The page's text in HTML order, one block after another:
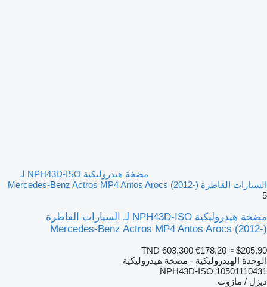
مضخة هيدروليكية NPH43D-ISO لـ
السيارات القاطرة Mercedes-Benz Actros MP4 Antos Arocs (2012-)
5
مضخة هيدروليكية NPH43D-ISO لـ السيارات القاطرة
Mercedes-Benz Actros MP4 Antos Arocs (2012-)
TND 603.300 €178.20 ≈ $205.90
الوحدة الهيدروليكية - مضخة هيدروليكية
NPH43D-ISO 10501110431
ديزل / مازوت